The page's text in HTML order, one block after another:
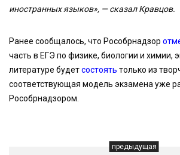
иностранных языков», — сказал Кравцов.
Ранее сообщалось, что Рособрнадзор
часть в ЕГЭ по физике, биологии и химии,
литературе будетсостоять только из
соответствующая модель экзамена уже
Рособрнадзором.
предыдущая